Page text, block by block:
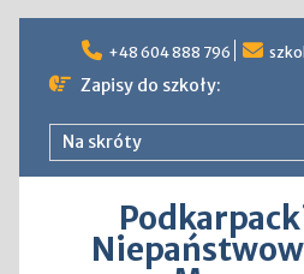
content
+48 604 888 796
Zapisy do szkoły:
Na skróty